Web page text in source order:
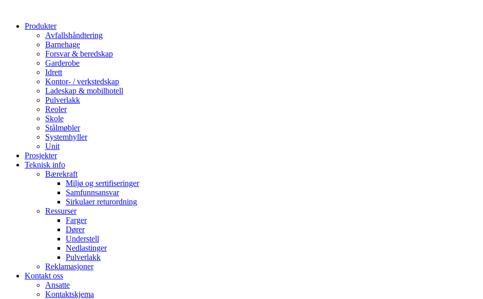
Produkter
Avfallshåndtering
Barnehage
Forsvar & beredskap
Garderobe
Idrett
Kontor- / verkstedskap
Ladeskap & mobilhotell
Pulverlakk
Reoler
Skole
Stålmøbler
Systemhyller
Unit
Prosjekter
Teknisk info
Bærekraft
Miljø og sertifiseringer
Samfunnsansvar
Sirkulaer returordning
Ressurser
Farger
Dører
Understell
Nedlastinger
Pulverlakk
Reklamasjoner
Kontakt oss
Ansatte
Kontaktskjema